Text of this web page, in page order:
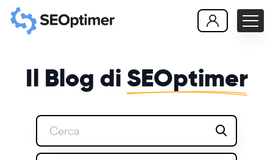
Il Blog di SEOptimer